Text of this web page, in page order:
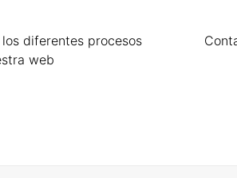
diferentes procesos
web